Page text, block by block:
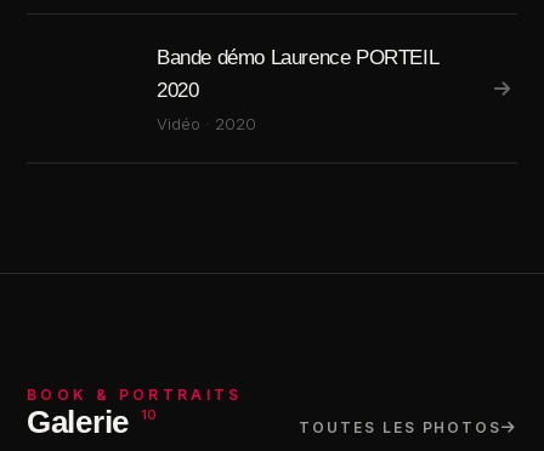
Bande démo Laurence PORTEIL
2020
Vidéo · 2020
BOOK & PORTRAITS
Galerie 10
TOUTES LES PHOTOS